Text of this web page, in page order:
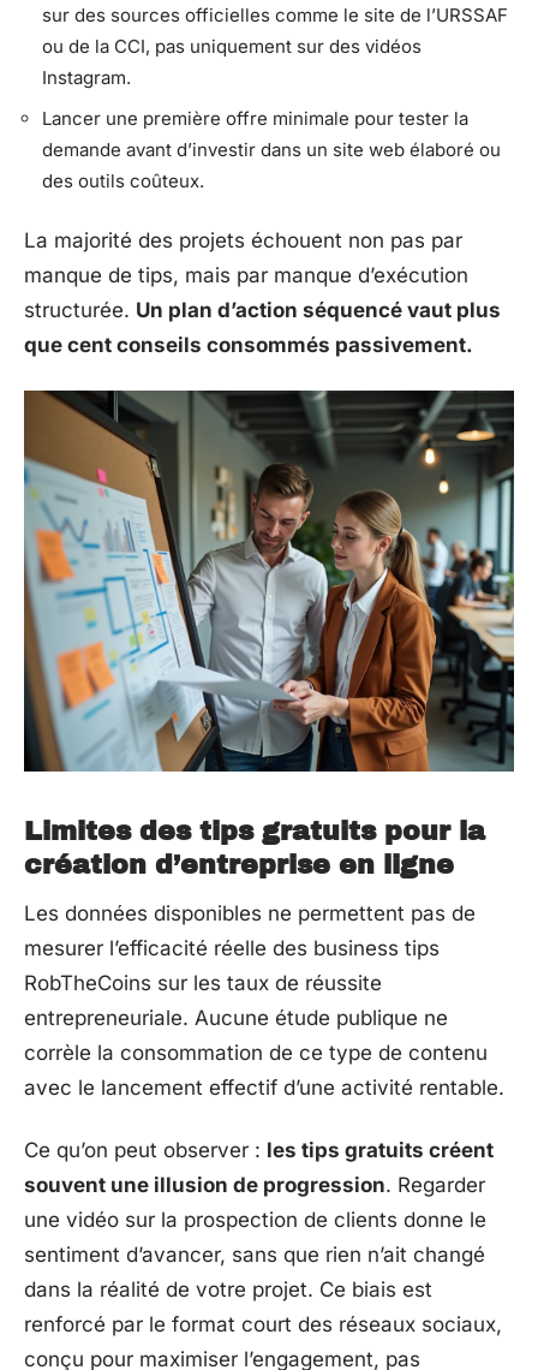
sur des sources officielles comme le site de l’URSSAF
ou de la CCI, pas uniquement sur des vidéos
Instagram.
Lancer une première offre minimale pour tester la
demande avant d’investir dans un site web élaboré ou
des outils coûteux.
La majorité des projets échouent non pas par
manque de tips, mais par manque d’exécution
structurée. Un plan d’action séquencé vaut plus
que cent conseils consommés passivement.
Limites des tips gratuits pour la
création d’entreprise en ligne
Les données disponibles ne permettent pas de
mesurer l’efficacité réelle des business tips
RobTheCoins sur les taux de réussite
entrepreneuriale. Aucune étude publique ne
corrèle la consommation de ce type de contenu
avec le lancement effectif d’une activité rentable.
Ce qu’on peut observer : les tips gratuits créent
souvent une illusion de progression. Regarder
une vidéo sur la prospection de clients donne le
sentiment d’avancer, sans que rien n’ait changé
dans la réalité de votre projet. Ce biais est
renforcé par le format court des réseaux sociaux,
conçu pour maximiser l’engagement, pas